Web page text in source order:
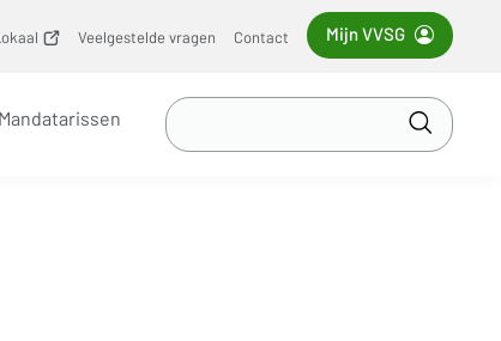
(opent
Veelgestelde vragen Contact Mijn VVSG
Mandatarissen
Zoek
in